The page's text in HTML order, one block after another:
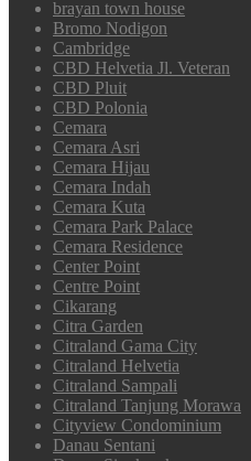
brayan town house
Bromo Nodigon
Cambridge
CBD Helvetia Jl. Veteran
CBD Pluit
CBD Polonia
Cemara
Cemara Asri
Cemara Hijau
Cemara Indah
Cemara Kuta
Cemara Park Palace
Cemara Residence
Center Point
Centre Point
Cikarang
Citra Garden
Citraland Gama City
Citraland Helvetia
Citraland Sampali
Citraland Tanjung Morawa
Cityview Condominium
Danau Sentani